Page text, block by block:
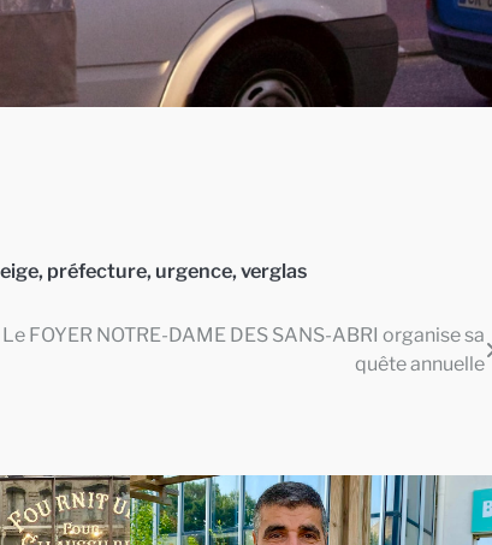
, préfecture, urgence, verglas
Le FOYER NOTRE-DAME DES SANS-ABRI organise sa
quête annuelle